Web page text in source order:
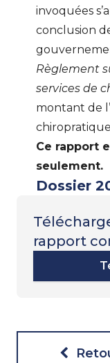
invoquées
conclusion
Règlement
services de
montant de
Ce rapport
seulement.
Dossier
rapport